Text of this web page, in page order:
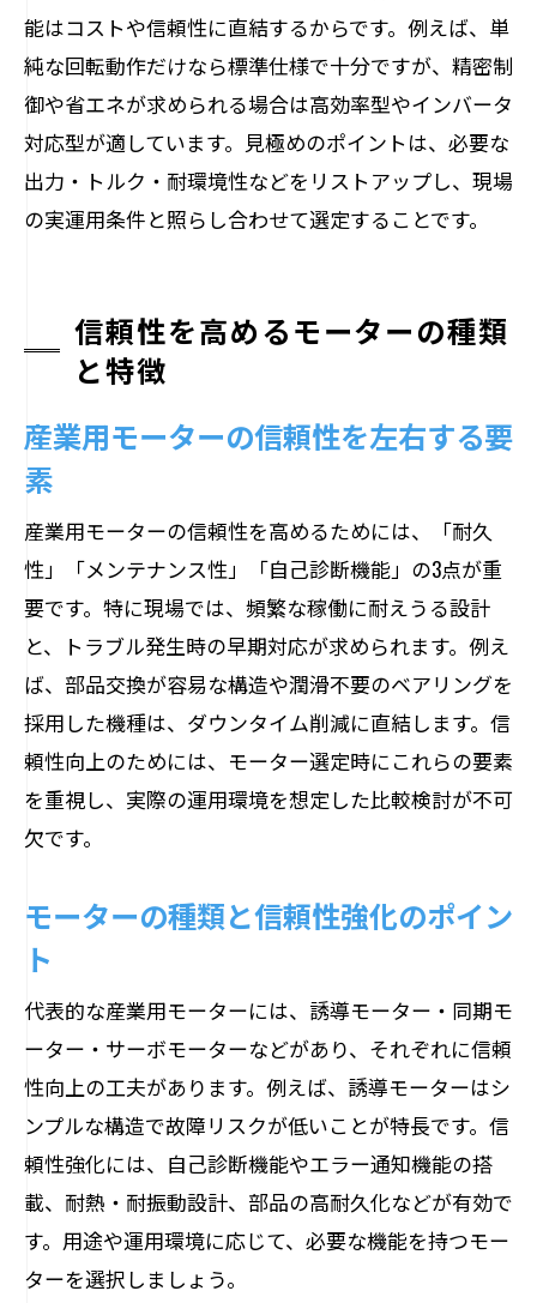
能はコストや信頼性に直結するからです。例えば、単
純な回転動作だけなら標準仕様で十分ですが、精密制
御や省エネが求められる場合は高効率型やインバータ
対応型が適しています。見極めのポイントは、必要な
出力・トルク・耐環境性などをリストアップし、現場
の実運用条件と照らし合わせて選定することです。
信頼性を高めるモーターの種類
と特徴
産業用モーターの信頼性を左右する要
素
産業用モーターの信頼性を高めるためには、「耐久
性」「メンテナンス性」「自己診断機能」の3点が重
要です。特に現場では、頻繁な稼働に耐えうる設計
と、トラブル発生時の早期対応が求められます。例え
ば、部品交換が容易な構造や潤滑不要のベアリングを
採用した機種は、ダウンタイム削減に直結します。信
頼性向上のためには、モーター選定時にこれらの要素
を重視し、実際の運用環境を想定した比較検討が不可
欠です。
モーターの種類と信頼性強化のポイン
ト
代表的な産業用モーターには、誘導モーター・同期モ
ーター・サーボモーターなどがあり、それぞれに信頼
性向上の工夫があります。例えば、誘導モーターはシ
ンプルな構造で故障リスクが低いことが特長です。信
頼性強化には、自己診断機能やエラー通知機能の搭
載、耐熱・耐振動設計、部品の高耐久化などが有効で
す。用途や運用環境に応じて、必要な機能を持つモー
ターを選択しましょう。